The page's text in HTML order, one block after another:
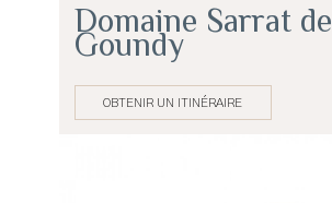
Domaine Sarrat de
Goundy
OBTENIR UN ITINÉRAIRE